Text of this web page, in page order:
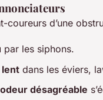
coureurs d’une
par les siphons.
lent dans les éviers,
odeur désagréable